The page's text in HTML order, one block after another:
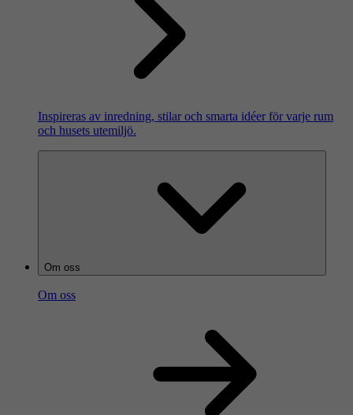
Inspireras av inredning, stilar och smarta idéer för varje rum
och husets utemiljö.
Om oss
Om oss